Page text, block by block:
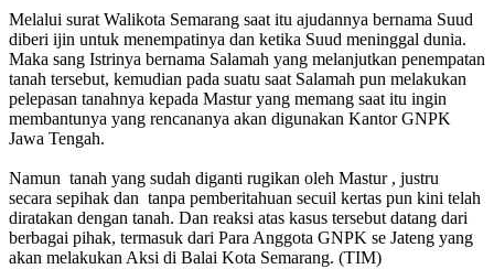
Melalui surat Walikota Semarang saat itu ajudannya bernama Suud
diberi ijin untuk menempatinya dan ketika Suud meninggal dunia.
Maka sang Istrinya bernama Salamah yang melanjutkan penempatan
tanah tersebut, kemudian pada suatu saat Salamah pun melakukan
pelepasan tanahnya kepada Mastur yang memang saat itu ingin
membantunya yang rencananya akan digunakan Kantor GNPK
Jawa Tengah.
Namun tanah yang sudah diganti rugikan oleh Mastur , justru
secara sepihak dan tanpa pemberitahuan secuil kertas pun kini telah
diratakan dengan tanah. Dan reaksi atas kasus tersebut datang dari
berbagai pihak, termasuk dari Para Anggota GNPK se Jateng yang
akan melakukan Aksi di Balai Kota Semarang. (TIM)